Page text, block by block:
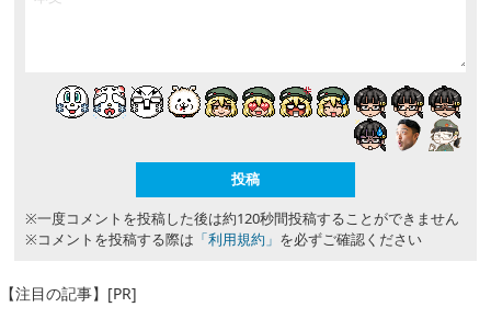
※一度コメントを投稿した後は約120秒間投稿することができません
※コメントを投稿する際は 「利用規約」 を必ずご確認ください
【注目の記事】[PR]